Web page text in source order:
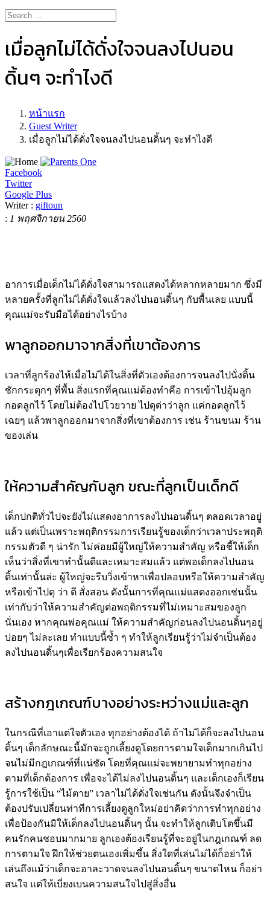
เมื่อลูกไม่ได้ดั่งใจจนลงไปนอน
ดิ้นๆ จะทำไงดี
หน้าแรก
Guest Writer
เมื่อลูกไม่ได้ดั่งใจจนลงไปนอนดิ้นๆ จะทำไงดี
Facebook
Twitter
Google Plus
Writer : giftoun
: 1 พฤศจิกายน 2560
อาการเมื่อเด็กไม่ได้ดั่งใจสามารถแสดงได้หลากหลายมาก ซึ่งมี
หลายครั้งที่ลูกไม่ได้ดั่งใจแล้วลงไปนอนดิ้นๆ กับพื้นเลย แบบนี้
คุณแม่จะรับมือได้อย่างไรบ้าง
พาลูกออกมาจากสิ่งที่เขาต้องการ
เวลาที่ลูกร้องไห้เมื่อไม่ได้ในสิ่งที่ตัวเองต้องการจนลงไปนั่งดิ้น
ชักกระตุกๆ ที่พื้น สิ่งแรกที่คุณแม่ต้องทำคือ การเข้าไปอุ้มลูก
กอดลูกไว้ โดยไม่ต้องไปโวยวาย ไปดุด่าว่าลูก แค่กอดลูกไว้
เฉยๆ แล้วพาลูกออกมาจากสิ่งที่เขาต้องการ เช่น ร้านขนม ร้าน
ของเล่น
ให้ความสำคัญกับลูก ขณะที่ลูกเป็นเด็กดี
เด็กปกติทั่วไปจะยังไม่เเสดงอาการลงไปนอนดิ้นๆ ตลอดเวลาอยู่
แล้ว แต่เป็นเพราะพฤติกรรมการเรียนรู้ของเด็กว่าเวลาประพฤติ
กรรมตัวดี ๆ น่ารัก ไม่ค่อยมีผู้ใหญ่ให้ความสำคัญ หรือชี้ให้เด็ก
เห็นว่าสิ่งที่เขาทำนั้นดีและเหมาะสมแล้ว แต่พอเด็กลงไปนอน
ดิ้นเท่านั้นล่ะ ผู้ใหญ่จะรีบวิ่งเข้าหาเพื่อปลอบหรือให้ความสำคัญ
หรือเข้าไปดุ ว่า ตี สั่งสอน ดังนั้นการที่คุณแม่แสดงออกเช่นนั้น
เท่ากับว่าให้ความสำคัญต่อพฤติกรรมที่ไม่เหมาะสมของลูก
นั่นเอง หากคุณพ่อคุณแม่ ให้ความสำคัญก่อนลงไปนอนดิ้นๆอยู่
บ่อยๆ ไม่ละเลย ทำแบบนี้ซ้ำ ๆ ทำให้ลูกเรียนรู้ว่าไม่จำเป็นต้อง
ลงไปนอนดิ้นๆเพื่อเรียกร้องความสนใจ
สร้างกฎเกณฑ์บางอย่างระหว่างแม่และลูก
ในกรณีที่เอาแต่ใจตัวเอง ทุกอย่างต้องได้ ถ้าไม่ได้ก็จะลงไปนอน
ดิ้นๆ เด็กลักษณะนี้มักจะถูกเลี้ยงดูโดยการตามใจเด็กมากเกินไป
จนไม่มีกฎเกณฑ์ที่แน่ชัด โดยที่คุณแม่จะพยายามทำทุกอย่าง
ตามที่เด็กต้องการ เพื่อจะได้ไม่ลงไปนอนดิ้นๆ และเด็กเองก็เรียน
รู้การใช้เป็น “ไม้ตาย” เวลาไม่ได้ดั่งใจเช่นกัน ดังนั้นจึงจำเป็น
ต้องปรับเปลี่ยนท่าทีการเลี้ยงดูลูกใหม่อย่าคิดว่าการทำทุกอย่าง
เพื่อป้องกันมิให้เด็กลงไปนอนดิ้นๆ นั้น จะทำให้ลูกเติบโตขึ้นมี
คนรักคนชอบมากมาย ลูกเองต้องเรียนรู้ที่จะอยู่ในกฎเกณฑ์ ลด
การตามใจ ฝึกให้ช่วยตนเองเพิ่มขึ้น สิ่งใดที่เล่นไม่ได้ก็อย่าให้
เล่นถึงแม้ว่าเด็กจะอาละวาดจนลงไปนอนดิ้นๆ ขนาดไหน ก็อย่า
สนใจ แต่ให้เบี่ยงเบนความสนใจไปสู่สิ่งอื่น